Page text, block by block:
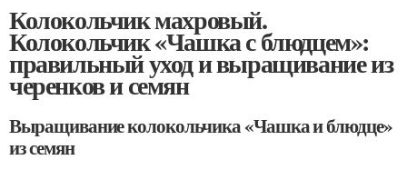
Колокольчик махровый.
Колокольчик «Чашка с блюдцем»:
правильный уход и выращивание из
черенков и семян
Выращивание колокольчика «Чашка и блюдце»
из семян